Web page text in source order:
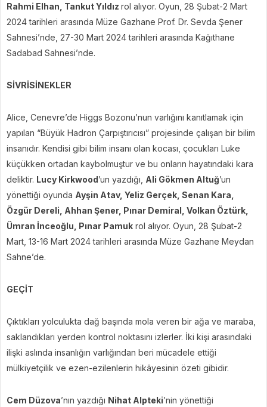
Rahmi Elhan, Tankut Yıldız rol alıyor. Oyun, 28 Şubat-2 Mart
2024 tarihleri arasında Müze Gazhane Prof. Dr. Sevda Şener
Sahnesi’nde, 27-30 Mart 2024 tarihleri arasında Kağıthane
Sadabad Sahnesi’nde.
SİVRİSİNEKLER
Alice, Cenevre’de Higgs Bozonu’nun varlığını kanıtlamak için
yapılan “Büyük Hadron Çarpıştırıcısı” projesinde çalışan bir bilim
insanıdır. Kendisi gibi bilim insanı olan kocası, çocukları Luke
küçükken ortadan kaybolmuştur ve bu onların hayatındaki kara
deliktir. Lucy Kirkwood’un yazdığı, Ali Gökmen Altuğ’un
yönettiği oyunda Ayşin Atav, Yeliz Gerçek, Senan Kara,
Özgür Dereli, Ahhan Şener, Pınar Demiral, Volkan Öztürk,
Ümran İnceoğlu, Pınar Pamuk rol alıyor. Oyun, 28 Şubat-2
Mart, 13-16 Mart 2024 tarihleri arasında Müze Gazhane Meydan
Sahne’de.
GEÇİT
Çıktıkları yolculukta dağ başında mola veren bir ağa ve maraba,
saklandıkları yerden kontrol noktasını izlerler. İki kişi arasındaki
ilişki aslında insanlığın varlığından beri mücadele ettiği
mülkiyetçilik ve ezen-ezilenlerin hikâyesinin özeti gibidir.
Cem Düzova’nın yazdığı Nihat Alpteki’nin yönettiği